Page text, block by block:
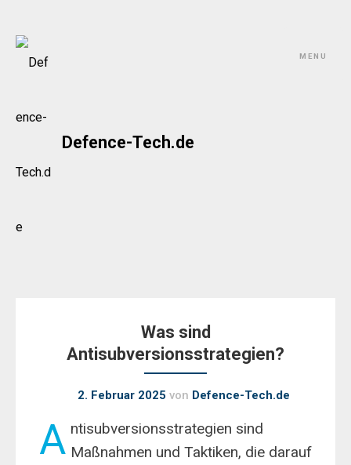
Skip
Defence-Tech.de
MENU
Was sind
Antisubversionsstrategien?
2. Februar 2025 von Defence-Tech.de
A ntisubversionsstrategien sind
Maßnahmen und Taktiken, die darauf